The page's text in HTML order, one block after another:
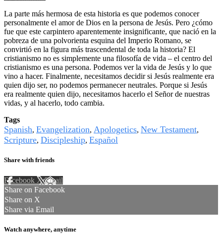
La parte más hermosa de esta historia es que podemos conocer
personalmente el amor de Dios en la persona de Jesús. Pero ¿cómo
fue que este carpintero aparentemente insignificante, que nació en la
pobreza de una polvorienta esquina del Imperio Romano, se
convirtió en la figura más trascendental de toda la historia? El
cristianismo no es simplemente una filosofía de vida – el centro del
cristianismo es una persona. Podemos ver la vida de Jesús y lo que
vino a hacer. Finalmente, necesitamos decidir si Jesús realmente era
quien dijo ser, no podemos permanecer neutrales. Porque si Jesús
era realmente quien dijo, necesitamos hacerlo el Señor de nuestras
vidas, y al hacerlo, todo cambia.
Tags
Spanish, Evangelization, Apologetics, New Testament,
Scripture, Discipleship, Español
Share with friends
Facebook XEmail
Share on Facebook
Share on X
Share via Email
Watch anywhere, anytime